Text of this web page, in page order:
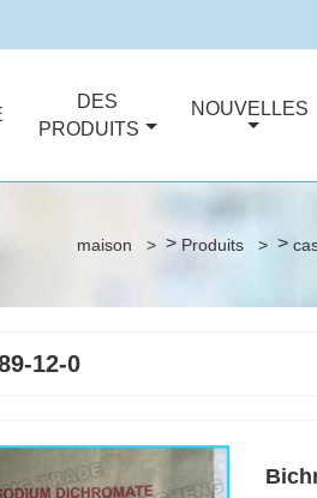
DES
PRODUITS
NOUVELLES
maison > > Produits > >
12-0